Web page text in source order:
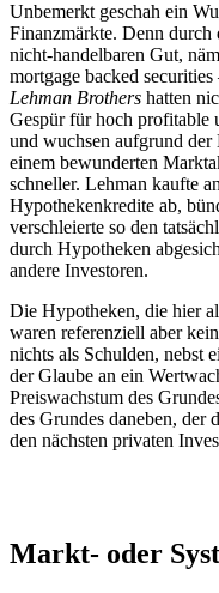
Unbemerkt geschah ein
Finanzmärkte. Denn durch
nicht-handelbaren Gut,
mortgage backed
Lehman Brothers hatten
Gespür für hoch profitable
und wuchsen aufgrund
einem bewunderten
schneller. Lehman kaufte
Hypothekenkredite ab,
verschleierte so den
durch Hypotheken
andere Investoren.
Die Hypotheken, die hier
waren referenziell aber
nichts als Schulden, nebst
der Glaube an ein
Preiswachstum des
des Grundes daneben, der
den nächsten privaten
Markt- oder